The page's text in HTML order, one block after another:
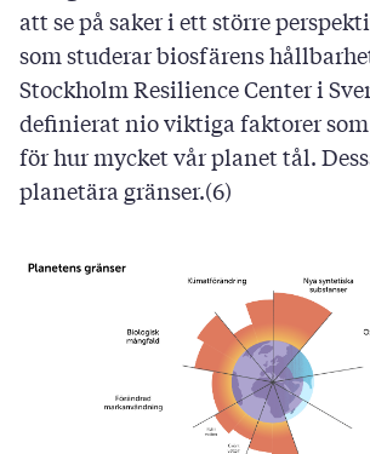
att se på saker i ett större
som studerar biosfärens
Stockholm Resilience Center i
definierat nio viktiga faktorer
för hur mycket vår planet tål.
planetära gränser.(6)